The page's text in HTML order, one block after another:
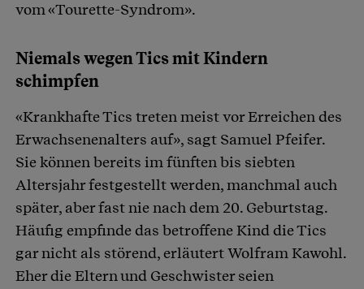
vom «Tourette-Syndrom».
Niemals wegen Tics mit Kindern
schimpfen
«Krankhafte Tics treten meist vor Erreichen des
Erwachsenenalters auf», sagt Samuel Pfeifer.
Sie können bereits im fünften bis siebten
Altersjahr festgestellt werden, manchmal auch
später, aber fast nie nach dem 20. Geburtstag.
Häufig empfinde das betroffene Kind die Tics
gar nicht als störend, erläutert Wolfram Kawohl.
Eher die Eltern und Geschwister seien